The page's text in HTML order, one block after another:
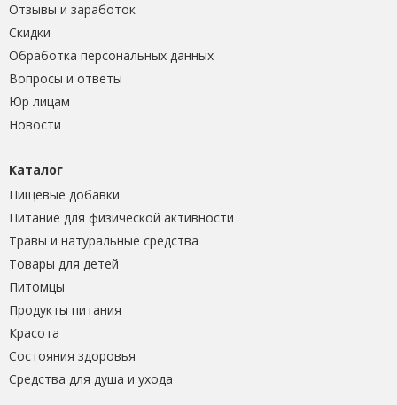
Отзывы и заработок
Скидки
Обработка персональных данных
Вопросы и ответы
Юр лицам
Новости
Каталог
Пищевые добавки
Питание для физической активности
Травы и натуральные средства
Товары для детей
Питомцы
Продукты питания
Красота
Состояния здоровья
Средства для душа и ухода